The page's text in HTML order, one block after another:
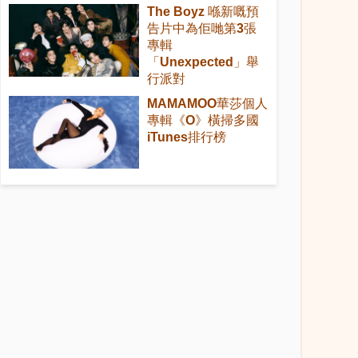
The Boyz 喺新嘅預
告片中為佢哋第3張
專輯
「Unexpected」舉
行派對
MAMAMOO華莎個人
專輯《O》橫掃多國
iTunes排行榜